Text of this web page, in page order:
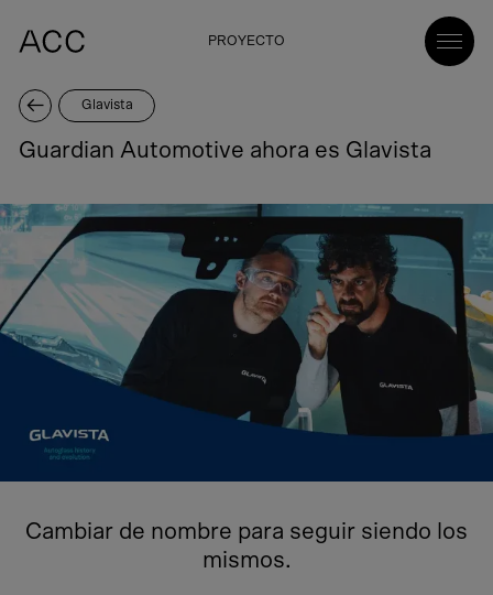
PROYECTO
Glavista
Guardian Automotive ahora es Glavista
Cambiar de nombre para seguir siendo los
mismos.